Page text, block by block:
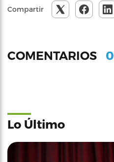
Compartir
COMENTARIOS 0
Lo Último